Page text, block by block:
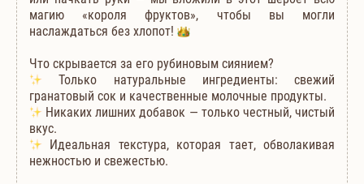
магию «короля фруктов», чтобы вы могли
наслаждаться без хлопот!
Что скрывается за его рубиновым сиянием?
Только натуральные ингредиенты: свежий
гранатовый сок и качественные молочные продукты.
Никаких лишних добавок — только честный, чистый
вкус.
Идеальная текстура, которая тает, обволакивая
нежностью и свежестью.